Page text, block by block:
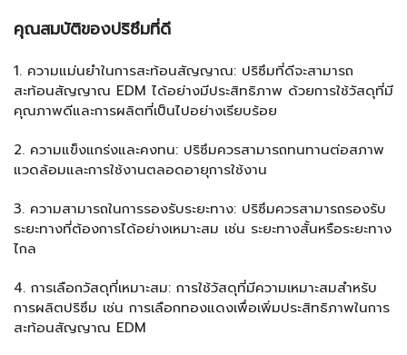
คุณสมบัติของปริซึมที่ดี
1. ความแม่นยำในการสะท้อนสัญญาณ: ปริซึมที่ดีจะสามารถ
สะท้อนสัญญาณ EDM ได้อย่างมีประสิทธิภาพ ด้วยการใช้วัสดุที่มี
คุณภาพดีและการผลิตที่เป็นไปอย่างเรียบร้อย
2. ความแข็งแกร่งและคงทน: ปริซึมควรสามารถทนทานต่อสภาพ
แวดล้อมและการใช้งานตลอดอายุการใช้งาน
3. ความสามารถในการรองรับระยะทาง: ปริซึมควรสามารถรองรับ
ระยะทางที่ต้องการได้อย่างเหมาะสม เช่น ระยะทางสั้นหรือระยะทาง
ไกล
4. การเลือกวัสดุที่เหมาะสม: การใช้วัสดุที่มีความเหมาะสมสำหรับ
การผลิตปริซึม เช่น การเลือกทองแดงเพื่อเพิ่มประสิทธิภาพในการ
สะท้อนสัญญาณ EDM